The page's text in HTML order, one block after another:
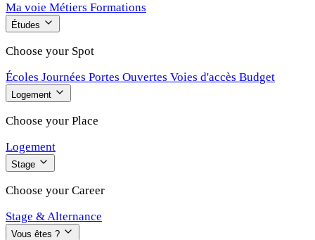
Ma voie Métiers Formations
Études
Choose your Spot
Écoles Journées Portes Ouvertes Voies d'accès Budget
Logement
Choose your Place
Logement
Stage
Choose your Career
Stage & Alternance
Vous êtes ?